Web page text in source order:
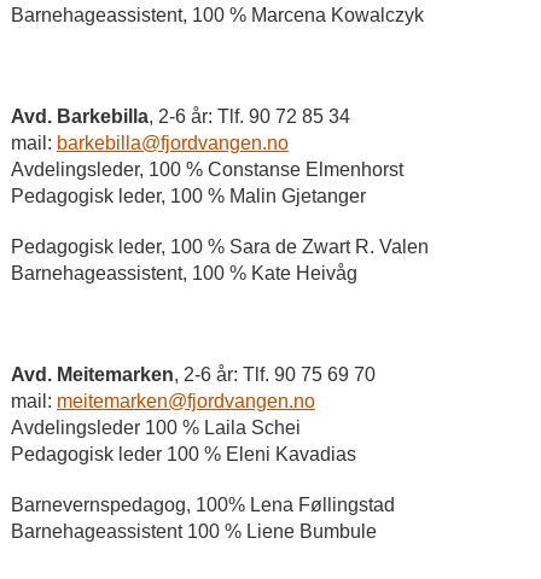
Barnehageassistent, 100 % Marcena Kowalczyk
Avd. Barkebilla, 2-6 år: Tlf. 90 72 85 34
mail: barkebilla@fjordvangen.no
Avdelingsleder, 100 % Constanse Elmenhorst
Pedagogisk leder, 100 % Malin Gjetanger
Pedagogisk leder, 100 % Sara de Zwart R. Valen
Barnehageassistent, 100 % Kate Heivåg
Avd. Meitemarken, 2-6 år: Tlf. 90 75 69 70
mail: meitemarken@fjordvangen.no
Avdelingsleder 100 % Laila Schei
Pedagogisk leder 100 % Eleni Kavadias
Barnevernspedagog, 100% Lena Føllingstad
Barnehageassistent 100 % Liene Bumbule